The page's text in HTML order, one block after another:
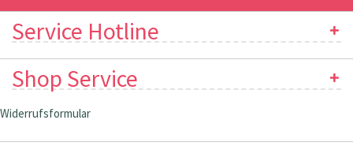
Service Hotline
Shop Service
Widerrufsformular